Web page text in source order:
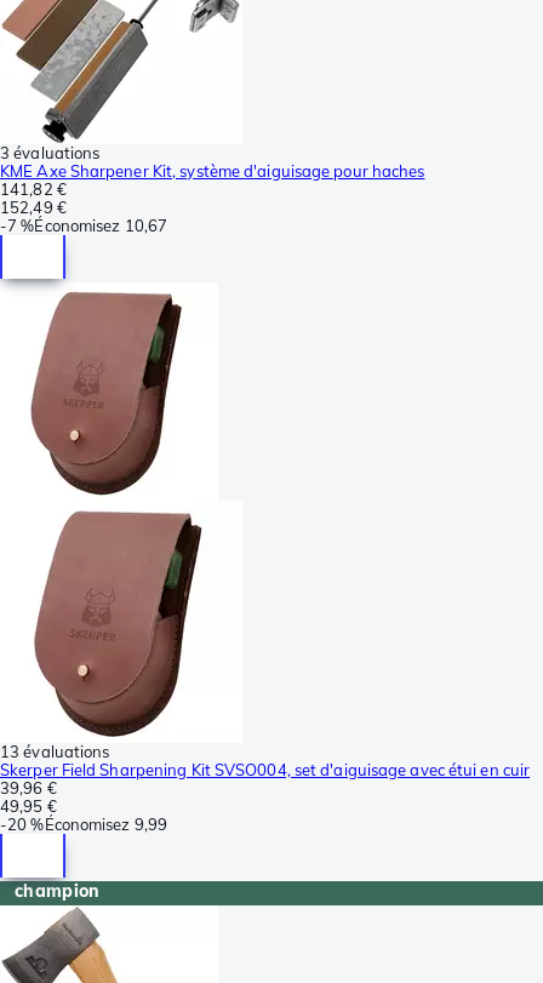
3 évaluations
KME Axe Sharpener Kit, système d'aiguisage pour haches
141,82 €
152,49 €
-7 %Économisez 10,67
13 évaluations
Skerper Field Sharpening Kit SVSO004, set d'aiguisage avec étui en cuir
39,96 €
49,95 €
-20 %Économisez 9,99
champion